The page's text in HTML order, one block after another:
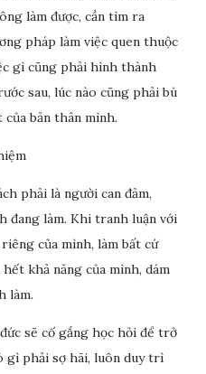
làm được, cần tìm ra
pháp làm việc quen thuộc
gì cũng phải hình thành
sau, lúc nào cũng phải bù
bản thân mình.
phải là người can đảm,
đang làm. Khi tranh luận với
của mình, làm bất cứ
khả năng của mình, dám
làm.
sẽ cố gắng học hỏi để trở
gì phải sợ hãi, luôn duy trì